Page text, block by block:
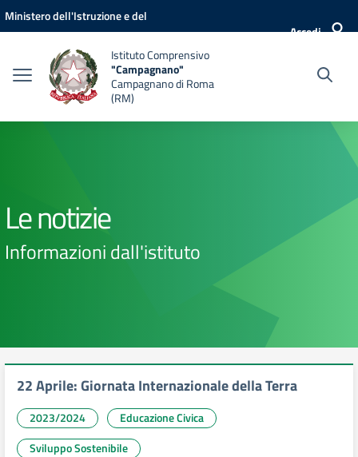
Vai ai contenuti
Vai al menu di navigazione
Vai al footer
Ministero dell'Istruzione e del
Accedi
Istituto Comprensivo
"Campagnano"
Campagnano di Roma
(RM)
Le notizie
Informazioni dall'istituto
22 Aprile: Giornata Internazionale della Terra
2023/2024
Educazione Civica
Sviluppo Sostenibile